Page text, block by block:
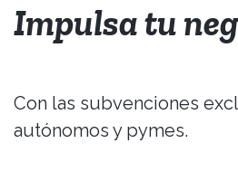
Impulsa tu
Con las subvenciones
autónomos y pymes.